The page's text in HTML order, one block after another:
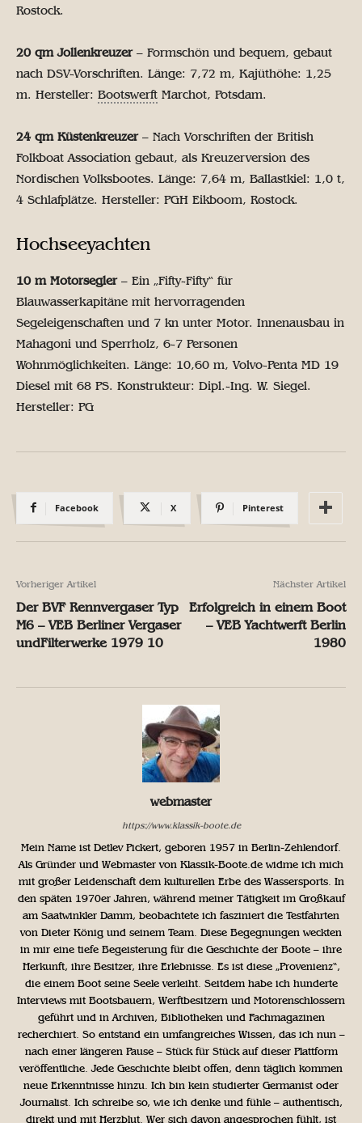
Rostock.
20 qm Jollenkreuzer– Formschön und bequem, gebaut
nach DSV-Vorschriften. Länge: 7,72 m, Kajüthöhe: 1,25
m. Hersteller: Bootswerft Marchot, Potsdam.
24 qm Küstenkreuzer– Nach Vorschriften der British
Folkboat Association gebaut, als Kreuzerversion des
Nordischen Volksbootes. Länge: 7,64 m, Ballastkiel: 1,0 t,
4 Schlafplätze. Hersteller: PGH Eikboom, Rostock.
Hochseeyachten
10 m Motorsegler– Ein „Fifty-Fifty“ für
Blauwasserkapitäne mit hervorragenden
Segeleigenschaften und 7 kn unter Motor. Innenausbau in
Mahagoni und Sperrholz, 6-7 Personen
Wohnmöglichkeiten. Länge: 10,60 m, Volvo-Penta MD 19
Diesel mit 68 PS. Konstrukteur: Dipl.-Ing. W. Siegel.
Hersteller: PG
Facebook X Pinterest
Vorheriger Artikel
Der BVF Rennvergaser Typ
M6 – VEB Berliner Vergaser
undFilterwerke 1979 10
Nächster Artikel
Erfolgreich in einem Boot
– VEB Yachtwerft Berlin
1980
webmaster
https://www.klassik-boote.de
Mein Name ist Detlev Pickert, geboren 1957 in Berlin-Zehlendorf.
Als Gründer und Webmaster von Klassik-Boote.de widme ich mich
mit großer Leidenschaft dem kulturellen Erbe des Wassersports. In
den späten 1970er Jahren, während meiner Tätigkeit im Großkauf
am Saatwinkler Damm, beobachtete ich fasziniert die Testfahrten
von Dieter König und seinem Team. Diese Begegnungen weckten
in mir eine tiefe Begeisterung für die Geschichte der Boote – ihre
Herkunft, ihre Besitzer, ihre Erlebnisse. Es ist diese „Provenienz“,
die einem Boot seine Seele verleiht. Seitdem habe ich hunderte
Interviews mit Bootsbauern, Werftbesitzern und Motorenschlossern
geführt und in Archiven, Bibliotheken und Fachmagazinen
recherchiert. So entstand ein umfangreiches Wissen, das ich nun –
nach einer längeren Pause – Stück für Stück auf dieser Plattform
veröffentliche. Jede Geschichte bleibt offen, denn täglich kommen
neue Erkenntnisse hinzu. Ich bin kein studierter Germanist oder
Journalist. Ich schreibe so, wie ich denke und fühle – authentisch,
direkt und mit Herzblut. Wer sich davon angesprochen fühlt, ist